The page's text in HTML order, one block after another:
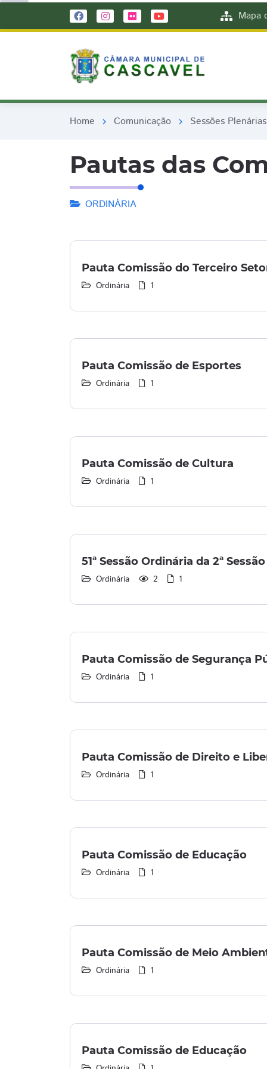
Mapa
Home chevron_right Comunicação chevron_right Sessões Plenárias
Pautas das
ORDINÁRIA
Pauta Comissão do Terceiro
Ordinária 1
Pauta Comissão de Esportes
Ordinária 1
Pauta Comissão de Cultura
Ordinária 1
51ª Sessão Ordinária da 2ª
Ordinária 2 1
Pauta Comissão de Segurança
Ordinária 1
Pauta Comissão de Direito e
Ordinária 1
Pauta Comissão de Educação
Ordinária 1
Pauta Comissão de Meio
Ordinária 1
Pauta Comissão de Educação